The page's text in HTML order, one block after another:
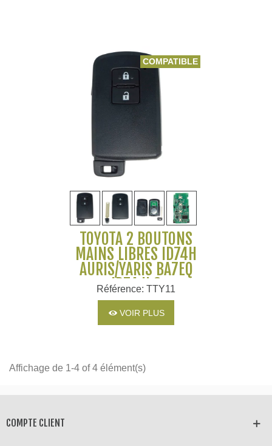
COMPATIBLE
TOYOTA 2 BOUTONS
MAINS LIBRES ID74H
AURIS/YARIS BA7EQ
ID74 H 2
Référence: TTY11
VOIR PLUS
Affichage de 1-4 of 4 élément(s)
COMPTE CLIENT